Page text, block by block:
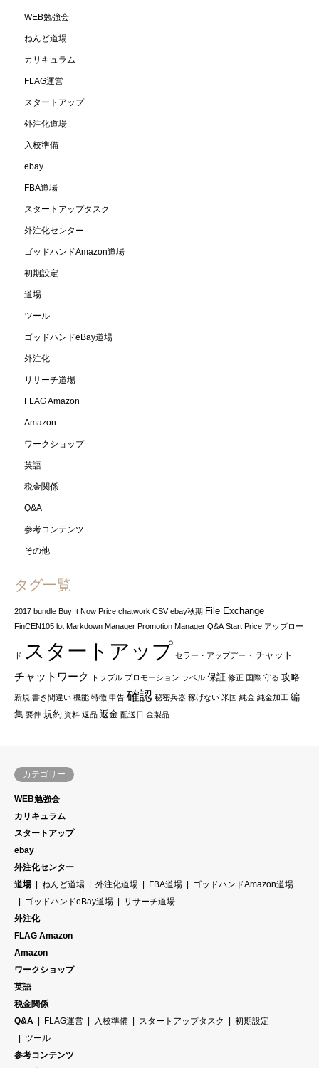
WEB勉強会
ねんど道場
カリキュラム
FLAG運営
スタートアップ
外注化道場
入校準備
ebay
FBA道場
スタートアップタスク
外注化センター
ゴッドハンドAmazon道場
初期設定
道場
ツール
ゴッドハンドeBay道場
外注化
リサーチ道場
FLAG Amazon
Amazon
ワークショップ
英語
税金関係
Q&A
参考コンテンツ
その他
タグ一覧
2017 bundle Buy It Now Price chatwork CSV ebay秋期 File Exchange
FinCEN105 lot Markdown Manager Promotion Manager Q&A Start Price アップロー
ド スタートアップ セラー・アップデート チャット
チャットワーク トラブル プロモーション ラベル 保証 修正 国際 守る 攻略
新規 書き間違い 機能 特徴 申告 確認 秘密兵器 稼げない 米国 純金 純金加工 編
集 要件 規約 資料 返品 返金 配送日 金製品
カテゴリー
WEB勉強会
カリキュラム
スタートアップ
ebay
外注化センター
道場
ねんど道場 外注化道場 FBA道場
ゴッドハンドAmazon道場
ゴッドハンドeBay道場
リサーチ道場
外注化
FLAG Amazon
Amazon
ワークショップ
英語
税金関係
Q&A
FLAG運営 入校準備 スタートアップタスク
初期設定
ツール
参考コンテンツ